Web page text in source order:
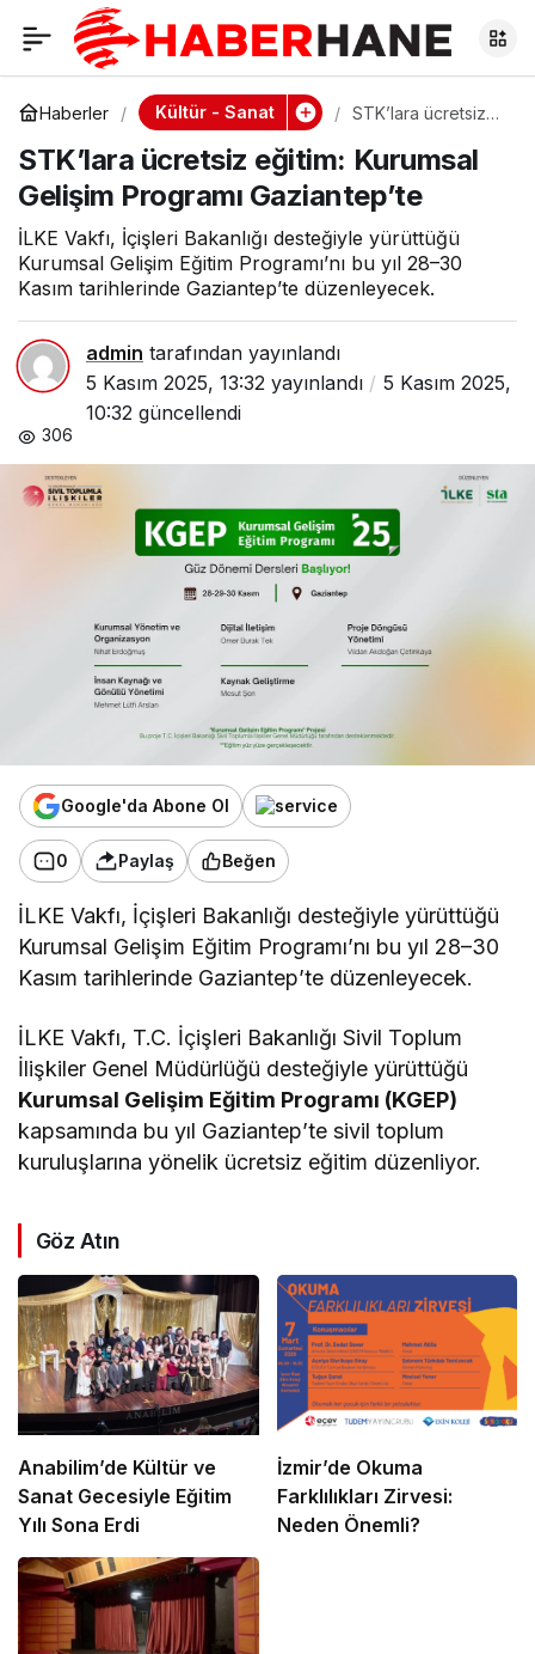
Haberler Kültür - Sanat
STK’lara ücretsiz
Gelişim Programı
Gaziantep’te
STK’lara ücretsiz eğitim: Kurumsal
Gelişim Programı Gaziantep’te
İLKE Vakfı, İçişleri Bakanlığı desteğiyle yürüttüğü
Kurumsal Gelişim Eğitim Programı’nı bu yıl 28–30
Kasım tarihlerinde Gaziantep’te düzenleyecek.
admin tarafından yayınlandı
5 Kasım 2025, 13:32 yayınlandı
5 Kasım 2025,
10:32 güncellendi
306
Google'da Abone Ol
0 Paylaş Beğen
İLKE Vakfı, İçişleri Bakanlığı desteğiyle yürüttüğü
Kurumsal Gelişim Eğitim Programı’nı bu yıl 28–30
Kasım tarihlerinde Gaziantep’te düzenleyecek.
İLKE Vakfı, T.C. İçişleri Bakanlığı Sivil Toplum
İlişkiler Genel Müdürlüğü desteğiyle yürüttüğü
Kurumsal Gelişim Eğitim Programı (KGEP)
kapsamında bu yıl Gaziantep’te sivil toplum
kuruluşlarına yönelik ücretsiz eğitim düzenliyor.
Göz Atın
Anabilim’de Kültür ve
Sanat Gecesiyle Eğitim
Yılı Sona Erdi
İzmir’de Okuma
Farklılıkları Zirvesi:
Neden Önemli?
STK’lara ücretsiz
eğitim: Kurumsal
Gelişim Programı
Gaziantep’te